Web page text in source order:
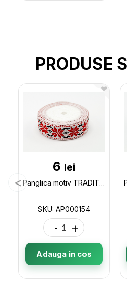
PRODUSE
6 lei
Panglica motiv TRADITIONAL(flori)(25mm)23m AP000154
SKU: AP000154
- +
Adauga in cos